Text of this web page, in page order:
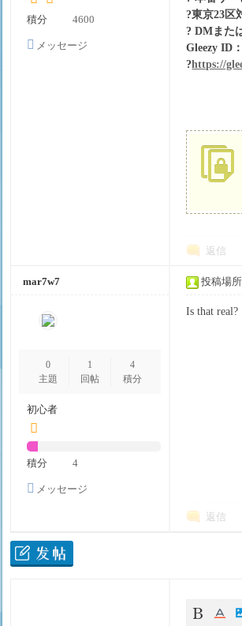
積分 4600
メッセージ
?東京23区
? DMまた
Gleezy ID
?https://
返信
mar7w7
0
主題
1
回帖
4
積分
初心者
積分 4
メッセージ
投稿場
Is that real?
返信